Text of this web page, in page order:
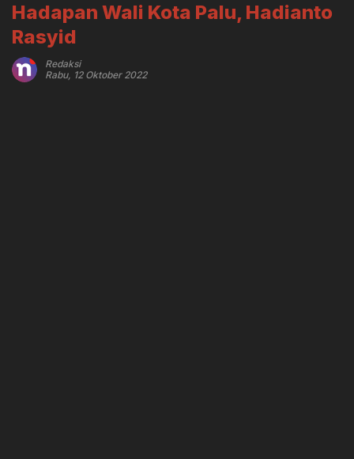
Hadapan Wali Kota Palu, Hadianto
Rasyid
Redaksi
Rabu, 12 Oktober 2022